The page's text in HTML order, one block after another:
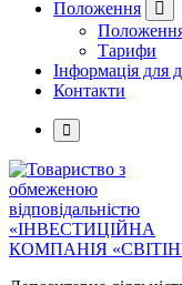
Положення
Тарифи
Інформація для
Контакти